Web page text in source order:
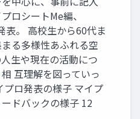
ロシートMe編、
表。 高校生から60代ま
る多様性あふれる空
生や現在の活動につ
互理解を図っていっ
プロ発表の様子 マイプ
ドバックの様子 12